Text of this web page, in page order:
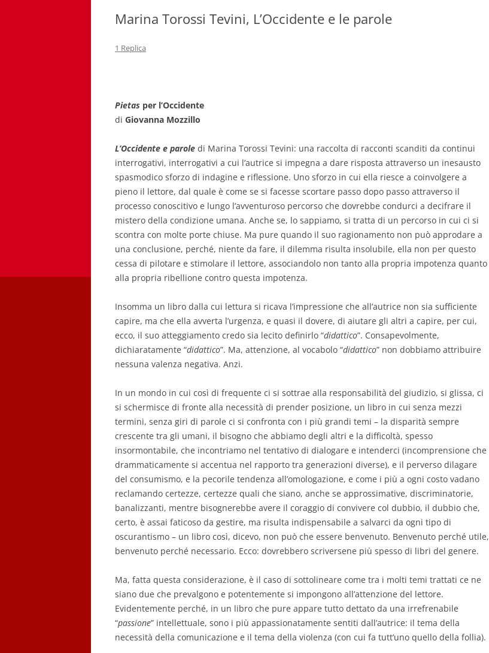
GIOVANNI NUSCIS
MONICA MAZZITELLI
PASQUALE VITAGLIANO
RICCARDO FERRAZZI
ROBERTO PLEVANO
STEFANIE GOLISCH
Marina Torossi Tevini, L’Occidente e le parole
1 Replica
Pietas per l’Occidente
di Giovanna Mozzillo
L’Occidente e parole di Marina Torossi Tevini: una raccolta di racconti scanditi da continui
interrogativi, interrogativi a cui l’autrice si impegna a dare risposta attraverso un inesausto
spasmodico sforzo di indagine e riflessione. Uno sforzo in cui ella riesce a coinvolgere a
pieno il lettore, dal quale è come se si facesse scortare passo dopo passo attraverso il
processo conoscitivo e lungo l’avventuroso percorso che dovrebbe condurci a decifrare il
mistero della condizione umana. Anche se, lo sappiamo, si tratta di un percorso in cui ci si
scontra con molte porte chiuse. Ma pure quando il suo ragionamento non può approdare a
una conclusione, perché, niente da fare, il dilemma risulta insolubile, ella non per questo
cessa di pilotare e stimolare il lettore, associandolo non tanto alla propria impotenza quanto
alla propria ribellione contro questa impotenza.
Insomma un libro dalla cui lettura si ricava l’impressione che all’autrice non sia sufficiente
capire, ma che ella avverta l’urgenza, e quasi il dovere, di aiutare gli altri a capire, per cui,
ecco, il suo atteggiamento credo sia lecito definirlo “didattico”. Consapevolmente,
dichiaratamente “didattico”. Ma, attenzione, al vocabolo “didattico” non dobbiamo attribuire
nessuna valenza negativa. Anzi.
In un mondo in cui così di frequente ci si sottrae alla responsabilità del giudizio, si glissa, ci
si schermisce di fronte alla necessità di prender posizione, un libro in cui senza mezzi
termini, senza giri di parole ci si confronta con i più grandi temi – la disparità sempre
crescente tra gli umani, il bisogno che abbiamo degli altri e la difficoltà, spesso
insormontabile, che incontriamo nel tentativo di dialogare e intenderci (incomprensione che
drammaticamente si accentua nel rapporto tra generazioni diverse), e il perverso dilagare
del consumismo, e la pecorile tendenza all’omologazione, e come i più a ogni costo vadano
reclamando certezze, certezze quali che siano, anche se approssimative, discriminatorie,
banalizzanti, mentre bisognerebbe avere il coraggio di convivere col dubbio, il dubbio che,
certo, è assai faticoso da gestire, ma risulta indispensabile a salvarci da ogni tipo di
oscurantismo – un libro così, dicevo, non può che essere benvenuto. Benvenuto perché utile,
benvenuto perché necessario. Ecco: dovrebbero scriversene più spesso di libri del genere.
Ma, fatta questa considerazione, è il caso di sottolineare come tra i molti temi trattati ce ne
siano due che prevalgono e potentemente si impongono all’attenzione del lettore.
Evidentemente perché, in un libro che pure appare tutto dettato da una irrefrenabile
“passione” intellettuale, sono i più appassionatamente sentiti dall’autrice: il tema della
necessità della comunicazione e il tema della violenza (con cui fa tutt’uno quello della follia).